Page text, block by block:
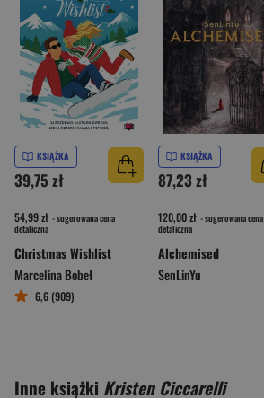
KSIĄŻKA
39,75 zł
54,99 zł - sugerowana cena
detaliczna
Christmas Wishlist
Marcelina Bobeł
6,6 (909)
KSIĄŻKA
87,23 zł
120,00 zł - sugerowana cena
detaliczna
Alchemised
SenLinYu
Inne książki Kristen Ciccarelli